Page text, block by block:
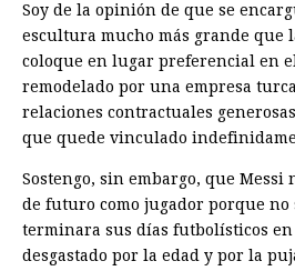
Soy de la opinión de que se
escultura mucho más grande que
coloque en lugar preferencial en
remodelado por una empresa
relaciones contractuales
que quede vinculado
Sostengo, sin embargo, que Messi
de futuro como jugador porque no
terminara sus días futbolísticos en
desgastado por la edad y por la